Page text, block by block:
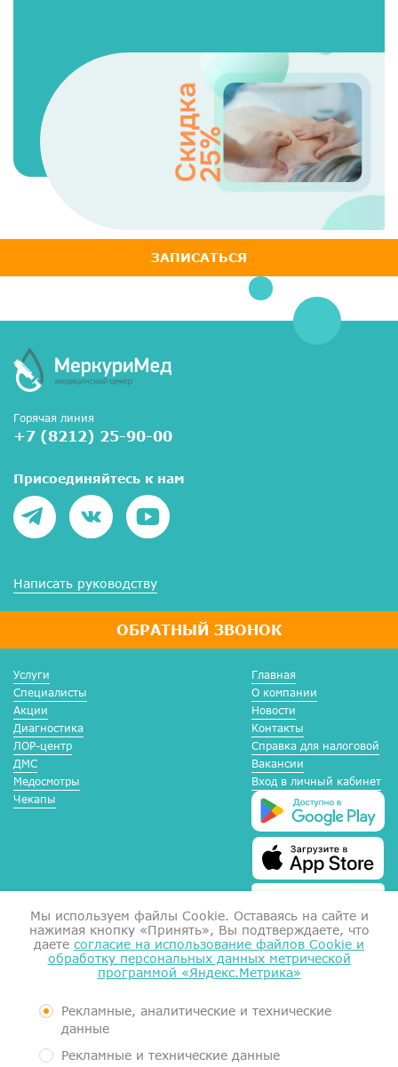
ЗАПИСАТЬСЯ
Горячая линия
+7 (8212) 25-90-00
ОБРАТНЫЙ ЗВОНОК
Присоединяйтесь к нам
Написать руководству
Услуги
Специалисты
Акции
Диагностика
ЛОР-центр
ДМС
Медосмотры
Чекапы
Главная
О компании
Новости
Контакты
Справка для налоговой
Вакансии
Вход в личный кабинет
Справка для налоговой
Документы
Контролирующие органы
Пользовательское соглашение
Политика обработки персональных данных
Мы используем файлы Сookie. Оставаясь на сайте и
нажимая кнопку «Принять», Вы подтверждаете, что
даете согласие на использование файлов Cookie и
обработку персональных данных метрической
программой «Яндекс.Метрика»
Рекламные, аналитические и технические
данные
Рекламные и технические данные